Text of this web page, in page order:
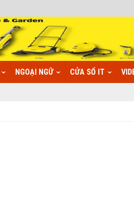
NGOẠI NGỮ CỬA SỔ IT